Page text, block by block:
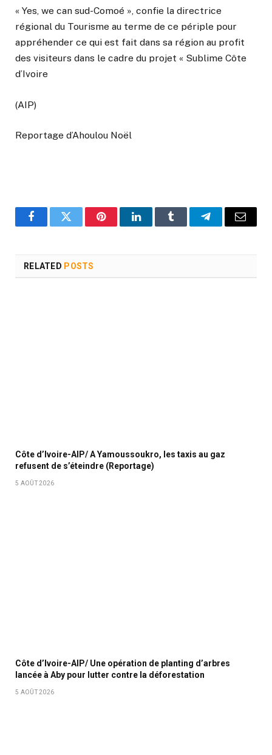
« Yes, we can sud-Comoé », confie la directrice
régional du Tourisme au terme de ce périple pour
appréhender ce qui est fait dans sa région au profit
des visiteurs dans le cadre du projet « Sublime Côte
d’Ivoire
(AIP)
Reportage d’Ahoulou Noël
FacebookTwitter PinterestLinkedInTumblr TelegramEmail
RELATED POSTS
Côte d’Ivoire-AIP/ A Yamoussoukro, les taxis au gaz
refusent de s’éteindre (Reportage)
5 AOÛT 2026
Côte d’Ivoire-AIP/ Une opération de planting d’arbres
lancée à Aby pour lutter contre la déforestation
5 AOÛT 2026